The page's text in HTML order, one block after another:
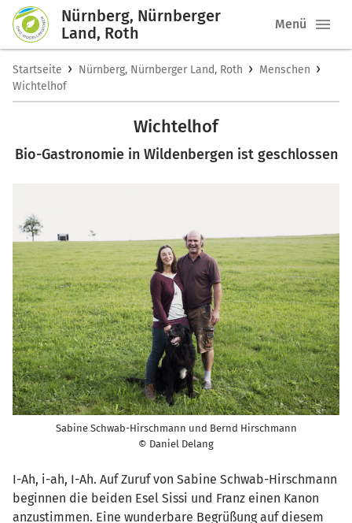
Nürnberg, Nürnberger
Land, Roth
Menü
Startseite › Nürnberg, Nürnberger Land, Roth › Menschen ›
Wichtelhof
Wichtelhof
Bio-Gastronomie in Wildenbergen ist geschlossen
Sabine Schwab-Hirschmann und Bernd Hirschmann
© Daniel Delang
I-Ah, i-ah, I-Ah. Auf Zuruf von Sabine Schwab-Hirschmann
beginnen die beiden Esel Sissi und Franz einen Kanon
anzustimmen. Eine wunderbare Begrüßung auf diesem